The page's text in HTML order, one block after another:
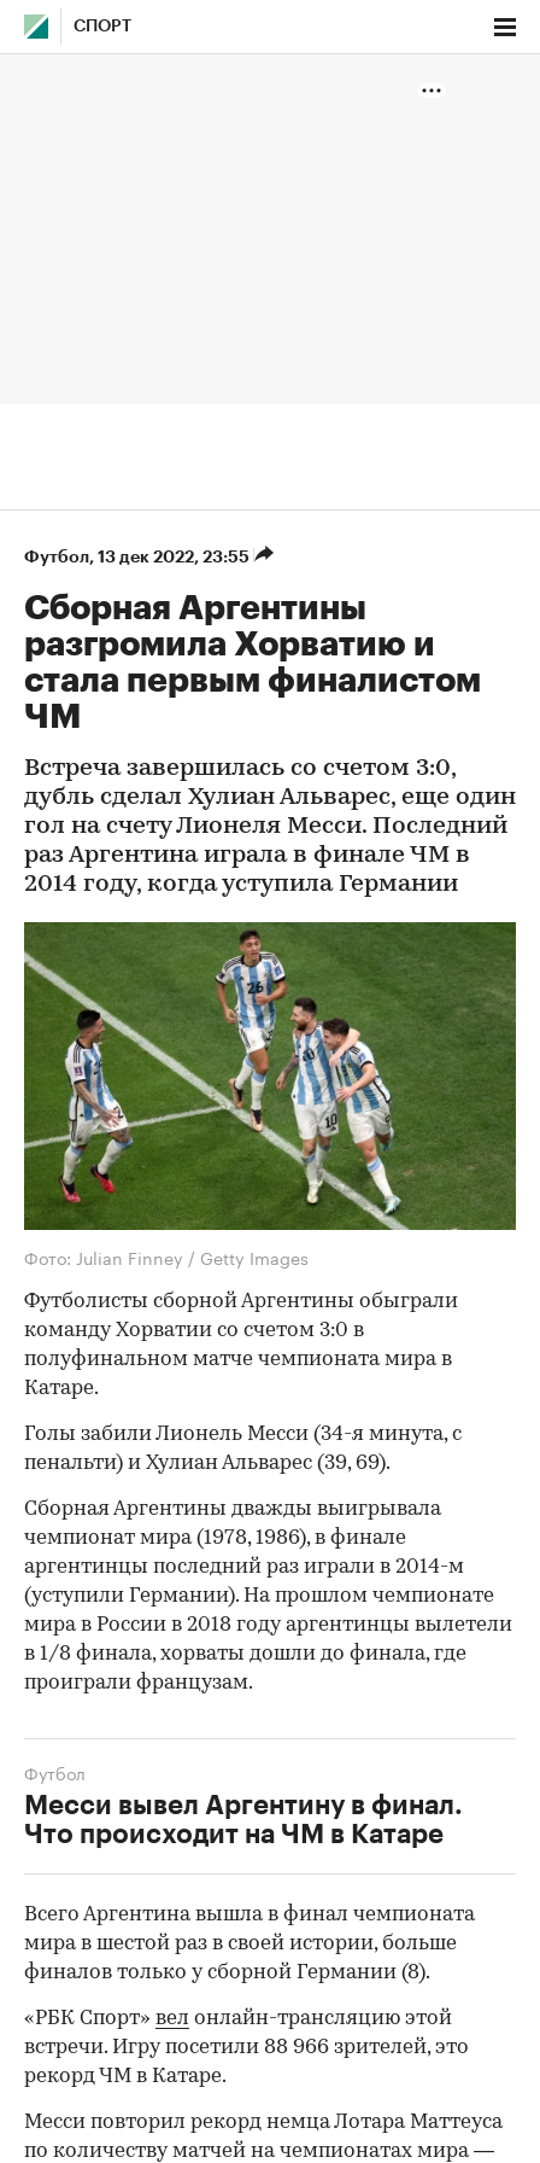
СПОРТ
Футбол⁠, 13 дек 2022, 23:55
Сборная Аргентины
разгромила Хорватию и
стала первым финалистом
ЧМ
Встреча завершилась со счетом 3:0,
дубль сделал Хулиан Альварес, еще один
гол на счету Лионеля Месси. Последний
раз Аргентина играла в финале ЧМ в
2014 году, когда уступила Германии
Фото: Julian Finney / Getty Images
Футболисты сборной Аргентины обыграли
команду Хорватии со счетом 3:0 в
полуфинальном матче чемпионата мира в
Катаре.
Голы забили Лионель Месси (34-я минута, с
пенальти) и Хулиан Альварес (39, 69).
Сборная Аргентины дважды выигрывала
чемпионат мира (1978, 1986), в финале
аргентинцы последний раз играли в 2014-м
(уступили Германии). На прошлом чемпионате
мира в России в 2018 году аргентинцы вылетели
в 1/8 финала, хорваты дошли до финала, где
проиграли французам.
Месси вывел Аргентину в финал.
Что происходит на ЧМ в Катаре
Футбол
Всего Аргентина вышла в финал чемпионата
мира в шестой раз в своей истории, больше
финалов только у сборной Германии (8).
«РБК Спорт» вел онлайн-трансляцию этой
встречи. Игру посетили 88 966 зрителей, это
рекорд ЧМ в Катаре.
Месси повторил рекорд немца Лотара Маттеуса
по количеству матчей на чемпионатах мира —